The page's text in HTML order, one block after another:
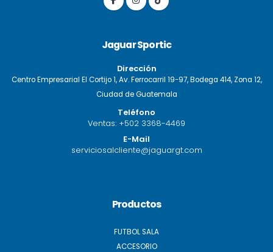
Jaguar Sportic
Dirección
Centro Empresarial El Cortijo 1, Av. Ferrocarril 19-97, Bodega 414, Zona 12,
Ciudad de Guatemala
Teléfono
Ventas: +502 3368-4469
E-Mail
serviciosalcliente@jaguargt.com
Productos
FUTBOL SALA
ACCESORIO